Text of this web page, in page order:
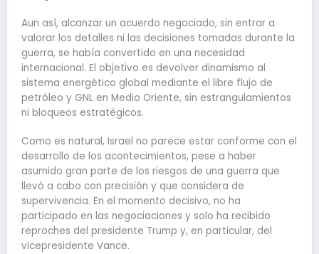
Aun así, alcanzar un acuerdo negociado, sin entrar a
valorar los detalles ni las decisiones tomadas durante la
guerra, se había convertido en una necesidad
internacional. El objetivo es devolver dinamismo al
sistema energético global mediante el libre flujo de
petróleo y GNL en Medio Oriente, sin estrangulamientos
ni bloqueos estratégicos.
Como es natural, Israel no parece estar conforme con el
desarrollo de los acontecimientos, pese a haber
asumido gran parte de los riesgos de una guerra que
llevó a cabo con precisión y que considera de
supervivencia. En el momento decisivo, no ha
participado en las negociaciones y solo ha recibido
reproches del presidente Trump y, en particular, del
vicepresidente Vance.